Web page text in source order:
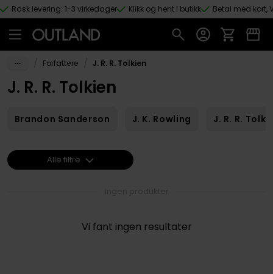
Hopp til hovedinnhold
Rask levering: 1-3 virkedager Klikk og hent i butikk Betal med kort,
Forfattere J. R. R. Tolkien
J. R. R. Tolkien
Brandon Sanderson J. K. Rowling J. R. R.
Vi fant ingen resultater
Alle filtre